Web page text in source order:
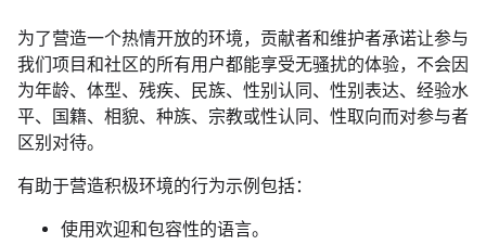
为了营造一个热情开放的环境，贡献者和维护者承诺让参与
我们项目和社区的所有用户都能享受无骚扰的体验，不会因
为年龄、体型、残疾、民族、性别认同、性别表达、经验水
平、国籍、相貌、种族、宗教或性认同、性取向而对参与者
区别对待。
有助于营造积极环境的行为示例包括：
使用欢迎和包容性的语言。